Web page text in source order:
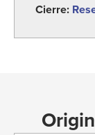
Cierre: